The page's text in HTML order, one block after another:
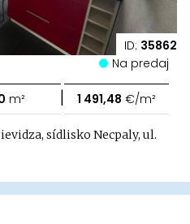
ID: 35862
Na predaj
m² | 1 491,48 €/m²
sídlisko Necpaly, ul.